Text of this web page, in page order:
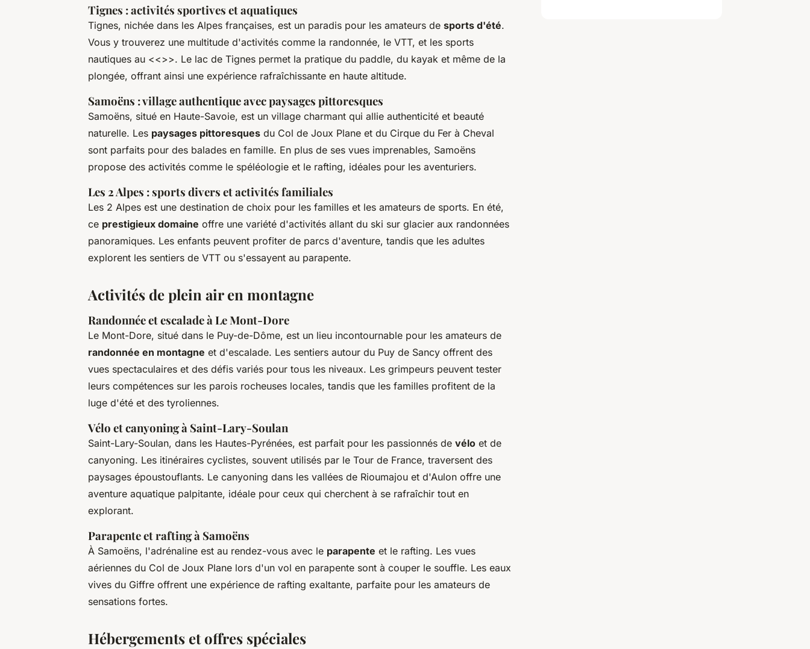
Tignes : activités sportives et aquatiques
Tignes, nichée dans les Alpes françaises, est un paradis pour les amateurs de sports d'été.
Vous y trouverez une multitude d'activités comme la randonnée, le VTT, et les sports
nautiques au <<>>. Le lac de Tignes permet la pratique du paddle, du kayak et même de la
plongée, offrant ainsi une expérience rafraîchissante en haute altitude.
Samoëns : village authentique avec paysages pittoresques
Samoëns, situé en Haute-Savoie, est un village charmant qui allie authenticité et beauté
naturelle. Les paysages pittoresques du Col de Joux Plane et du Cirque du Fer à Cheval
sont parfaits pour des balades en famille. En plus de ses vues imprenables, Samoëns
propose des activités comme le spéléologie et le rafting, idéales pour les aventuriers.
Les 2 Alpes : sports divers et activités familiales
Les 2 Alpes est une destination de choix pour les familles et les amateurs de sports. En été,
ce prestigieux domaine offre une variété d'activités allant du ski sur glacier aux randonnées
panoramiques. Les enfants peuvent profiter de parcs d'aventure, tandis que les adultes
explorent les sentiers de VTT ou s'essayent au parapente.
Activités de plein air en montagne
Randonnée et escalade à Le Mont-Dore
Le Mont-Dore, situé dans le Puy-de-Dôme, est un lieu incontournable pour les amateurs de
randonnée en montagne et d'escalade. Les sentiers autour du Puy de Sancy offrent des
vues spectaculaires et des défis variés pour tous les niveaux. Les grimpeurs peuvent tester
leurs compétences sur les parois rocheuses locales, tandis que les familles profitent de la
luge d'été et des tyroliennes.
Vélo et canyoning à Saint-Lary-Soulan
Saint-Lary-Soulan, dans les Hautes-Pyrénées, est parfait pour les passionnés de vélo et de
canyoning. Les itinéraires cyclistes, souvent utilisés par le Tour de France, traversent des
paysages époustouflants. Le canyoning dans les vallées de Rioumajou et d'Aulon offre une
aventure aquatique palpitante, idéale pour ceux qui cherchent à se rafraîchir tout en
explorant.
Parapente et rafting à Samoëns
À Samoëns, l'adrénaline est au rendez-vous avec le parapente et le rafting. Les vues
aériennes du Col de Joux Plane lors d'un vol en parapente sont à couper le souffle. Les eaux
vives du Giffre offrent une expérience de rafting exaltante, parfaite pour les amateurs de
sensations fortes.
Hébergements et offres spéciales